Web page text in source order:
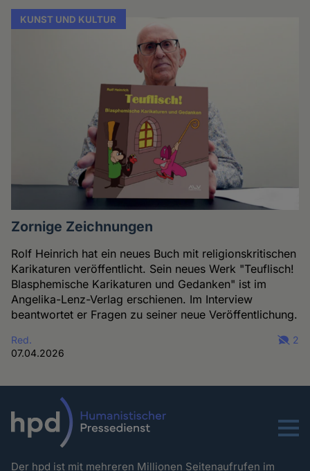
KUNST UND KULTUR
Zornige Zeichnungen
Rolf Heinrich hat ein neues Buch mit religionskritischen
Karikaturen veröffentlicht. Sein neues Werk "Teuflisch!
Blasphemische Karikaturen und Gedanken" ist im
Angelika-Lenz-Verlag erschienen. Im Interview
beantwortet er Fragen zu seiner neue Veröffentlichung.
Red.
07.04.2026
2
Menu
Der hpd ist mit mehreren Millionen Seitenaufrufen im